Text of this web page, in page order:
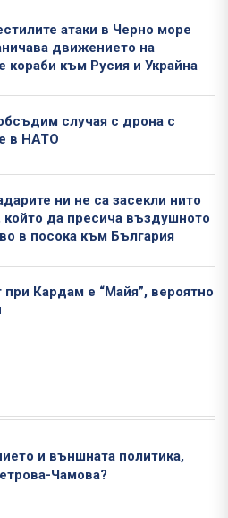
атаки в Черно море
движението на
кораби към Русия и Украйна
случая с дрона с
в НАТО
ни не са засекли нито
който да пресича въздушното
в посока към България
Кардам е “Майя”, вероятно
и външната политика,
Чамова?